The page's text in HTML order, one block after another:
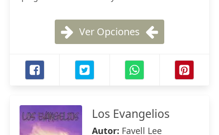
Ver Opciones
Los Evangelios
Autor: Favell Lee